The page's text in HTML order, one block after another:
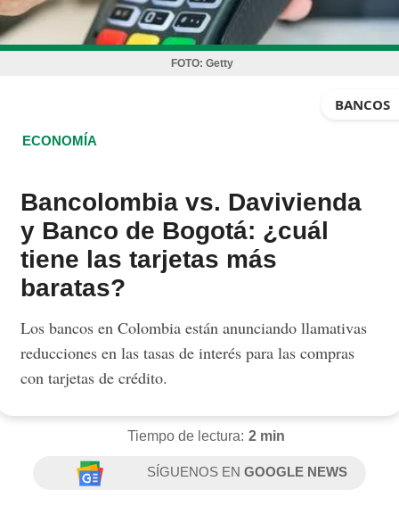
FOTO: Getty
BANCOS
ECONOMÍA
Bancolombia vs. Davivienda
y Banco de Bogotá: ¿cuál
tiene las tarjetas más
baratas?
Los bancos en Colombia están anunciando llamativas
reducciones en las tasas de interés para las compras
con tarjetas de crédito.
Tiempo de lectura: 2 min
SÍGUENOS ENGOOGLE NEWS